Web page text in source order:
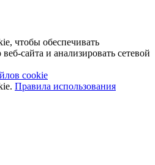
чтобы обеспечивать
сайта и анализировать сетевой
cookie
Правила использования